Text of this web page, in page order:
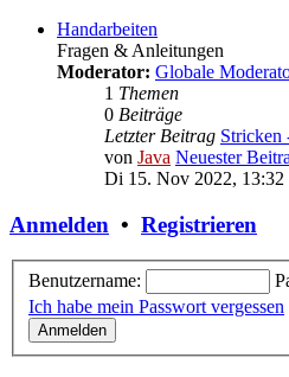
Handarbeiten
Fragen & Anleitungen
Moderator: Globale
1 Themen
0 Beiträge
Letzter Beitrag
von Java Neuester
Di 15. Nov 2022, 13:32
Anmelden • Registrieren
Benutzername:
Ich habe mein Passwort vergessen